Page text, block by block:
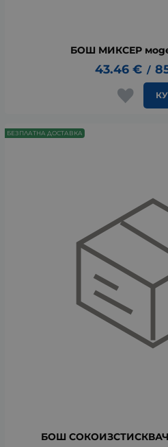
БОШ МИКСЕР
43.46 € /
БОШ
БЕЗПЛАТНА ДОСТАВКА